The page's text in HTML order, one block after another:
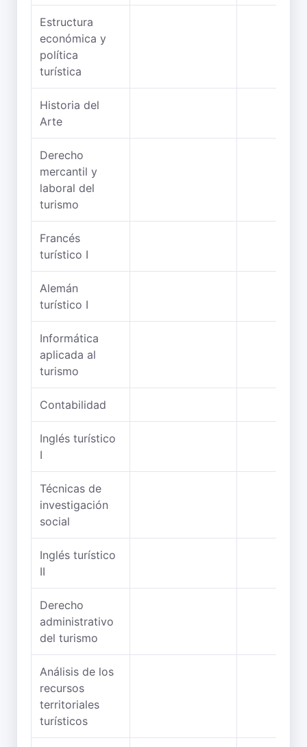
Estructura
económica y
política
turística
Historia del
Arte
Derecho
mercantil y
laboral del
turismo
Francés
turístico I
Alemán
turístico I
Informática
aplicada al
turismo
Contabilidad
Inglés turístico
I
Técnicas de
investigación
social
Inglés turístico
II
Derecho
administrativo
del turismo
Análisis de los
recursos
territoriales
turísticos